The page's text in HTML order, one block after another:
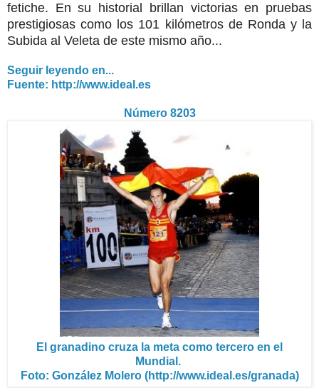
fetiche. En su historial brillan victorias en pruebas
prestigiosas como los 101 kilómetros de Ronda y la
Subida al Veleta de este mismo año...
Seguir leyendo en...
Fuente: http://www.ideal.es
Número 8203
El granadino cruza la meta como tercero en el
Mundial.
Foto: González Molero (http://www.ideal.es/granada)